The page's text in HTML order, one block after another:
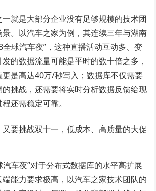
就是大部分企业没有足够规模的技术团
。以汽车之家为例，其连续三年与湖南
全球汽车夜”，这种直播活动互动多、变
的数据流量可能是平时的数十倍之多，
是高达40万/秒写入；数据库不仅需要
挑战，还需要将实时分析数据反馈给现
还需稳定可靠。
汽车夜”对于分布式数据库的水平高扩展
能力要求极高，以汽车之家技术团队的